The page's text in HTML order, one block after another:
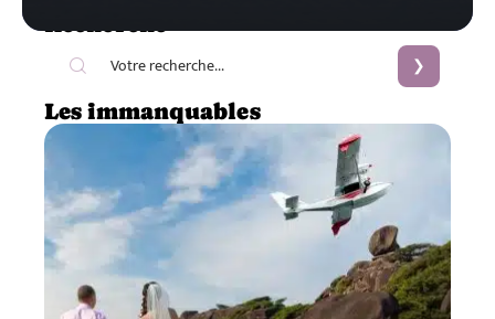
Recherche
Les immanquables